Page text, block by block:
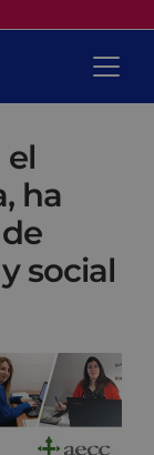
el
ha
social